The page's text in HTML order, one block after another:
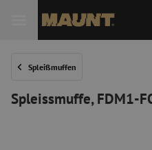
Spleißmuffen
Spleissmuffe, FDM1-